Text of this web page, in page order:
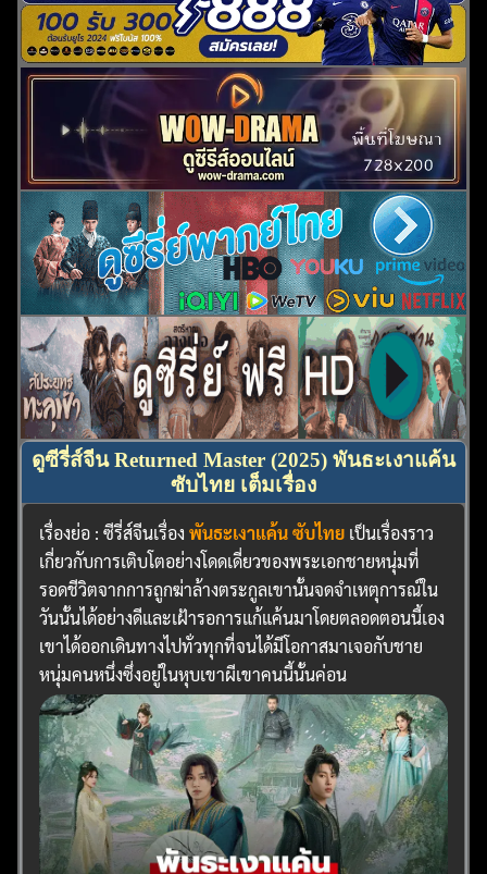
ดูซีรี่ส์จีน Returned Master (2025) พันธะเงาแค้น
ซับไทย เต็มเรื่อง
เรื่องย่อ : ซีรี่ส์จีนเรื่องพันธะเงาแค้น ซับไทย เป็นเรื่องราว
เกี่ยวกับการเติบโตอย่างโดดเดี่ยวของพระเอกชายหนุ่มที่
รอดชีวิตจากการถูกฆ่าล้างตระกูลเขานั้นจดจำเหตุการณ์ใน
วันนั้นได้อย่างดีและเฝ้ารอการแก้แค้นมาโดยตลอดตอนนี้เอง
เขาได้ออกเดินทางไปทั่วทุกที่จนได้มีโอกาสมาเจอกับชาย
หนุ่มคนหนึ่งซึ่งอยู่ในหุบเขาผีเขาคนนี้นั้นค่อน